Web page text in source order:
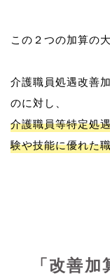
この２つの加算の
介護職員処遇改善
介護職員等特定処
験や技能に優れた
「改善